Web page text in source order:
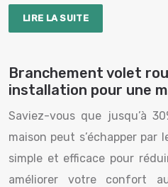
LIRE LA SUITE
Branchement volet
installation pour une
Saviez-vous que jusqu’à
maison peut s’échapper par
simple et efficace pour
améliorer votre confort